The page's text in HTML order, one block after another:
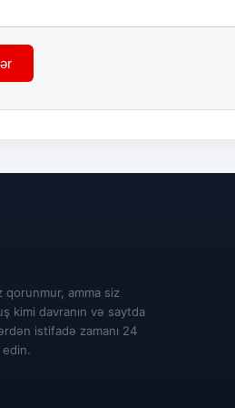
qorunmur, amma siz
kimi davranın və saytda
istifadə zamanı 24
edin.